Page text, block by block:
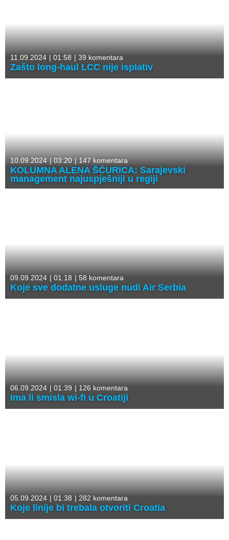
11.09.2024 | 01:58 | 39 komentara
Zašto long-haul LCC nije isplativ
10.09.2024 |03:20 |147 komentara
KOLUMNA ALENA ŠĆURICA: Sarajevski
management najuspješniji u regiji
09.09.2024 | 01:18 | 58 komentara
Koje sve dodatne usluge nudi Air Serbia
06.09.2024 | 01:39 | 126 komentara
Ima li smisla wi-fi u Croatiji
05.09.2024 | 01:38 | 282 komentara
Koje linije bi trebala otvoriti Croatia